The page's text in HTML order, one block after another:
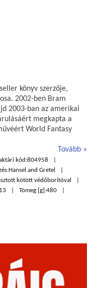
könyv szerzője,
2002-ben Bram
2003-ban az amerikai
megkapta a
World Fantasy
Tovább
kód:804958
Hansel and Gretel
kötött védőborítóval
Tömeg [g]:480